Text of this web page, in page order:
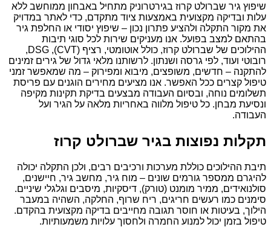
שיפוץ גיר שברולט קרוז בגירטרוניק מתחיל באבחון ממוחשב ללא
עלות ובדיקה מקצועית באמצעות ציוד מתקדם, כדי לאתר במדויק
את מקור התקלה ולהציע פתרון נכון – שיפוץ יסודי או החלפת גיר
בהתאם למצב בפועל. אנו מעניקים שירות לכל סוגי תיבות
ההילוכים של שברולט קרוז, כולל אוטומטי, רציף (CVT), DSG,
רובוטי ועוד, לפי גרסה ושנתון. לרשותנו מלאי גדול של גירים זמינים
להתקנה – חדשים, משופצים, מיבוא ומפירוק – מה שמאפשר זמני
טיפול קצרים ככל האפשר. אנו מציעים מחירים הוגנים עם פריסת
תשלומים נוחה, ובסיום העבודה מבצעים בדיקת תקינות מקיפה
ונסיעת מבחן. כל טיפול מלווה באחריות מלאה על הגיר ועל
העבודה.
תקלות נפוצות בגיר שברולט קרוז
תיבת ההילוכים כוללת מערכות ורכיבים רבים, ולכן התקלה יכולה
להיגרם ממספר גורמים שונים – מוח גיר, מחשב גיר, חיישנים,
סולנואידים, ממיר מומנט (טורק), דיסקיות, מיסבים וגלגלי שיניים.
סימנים כמו רעשים חריגים, ריח שרוף, החלקה, השהיה במעבר
הילוך, בעיטות או חוסר תגובה מחייבים בדיקה מקצועית בהקדם.
טיפול בזמן יכול למנוע החמרה ולחסוך עלויות משמעותיות.